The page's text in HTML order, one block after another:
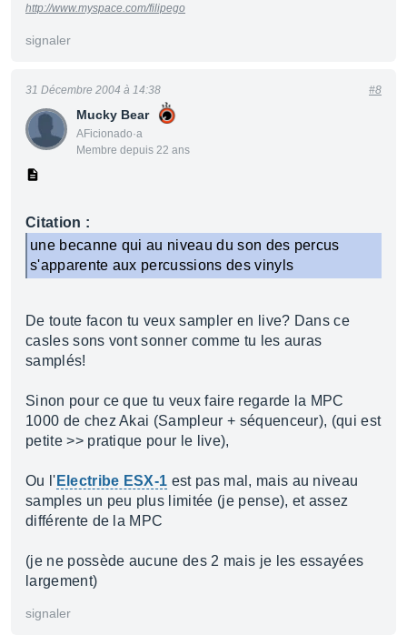
http://www.myspace.com/filipego
signaler
Mucky Bear
AFicionado·a
Membre depuis 22 ans
31 Décembre 2004 à 14:38 #8
Citation :
une becanne qui au niveau du son des percus
s'apparente aux percussions des vinyls
De toute facon tu veux sampler en live? Dans ce
casles sons vont sonner comme tu les auras
samplés!
Sinon pour ce que tu veux faire regarde la MPC
1000 de chez Akai (Sampleur + séquenceur), (qui est
petite >> pratique pour le live),
Ou l' Electribe ESX-1 est pas mal, mais au niveau
samples un peu plus limitée (je pense), et assez
différente de la MPC
(je ne possède aucune des 2 mais je les essayées
largement)
signaler